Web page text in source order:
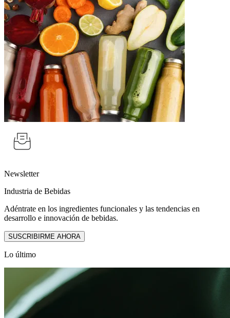
Newsletter
Industria de Bebidas
Adéntrate en los ingredientes funcionales y las tendencias en
desarrollo e innovación de bebidas.
SUSCRIBIRME AHORA
Lo último